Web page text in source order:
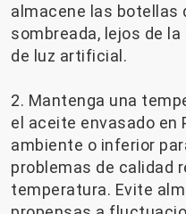
almacene las botellas
sombreada, lejos de
de luz artificial.
2. Mantenga una
el aceite envasado en
ambiente o inferior
problemas de calidad
temperatura. Evite